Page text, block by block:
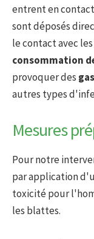
entrent en
sont déposés
le contact avec
consommation
provoquer des
autres types
Mesures
Pour notre
par application
toxicité pour
les blattes.